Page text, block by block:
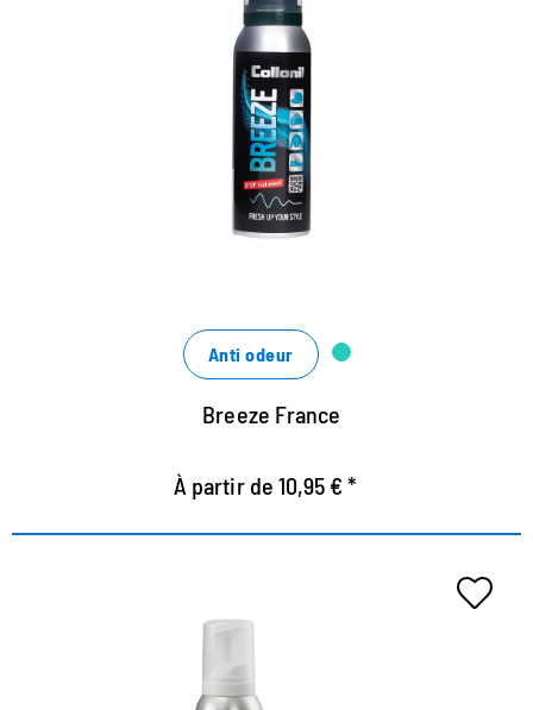
Spray anti-odeur
Pour les vêtements, les chaussures, les sacs de sport
et les meubles rembourrés
Supprime les odeurs désagréables en permanence
Renforce fortement les causes des mauvaises
Anti odeur
Breeze France
À partir de 10,95 € *
Mousse de nettoyage et de